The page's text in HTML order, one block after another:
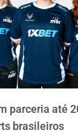
parceria até
brasileiros